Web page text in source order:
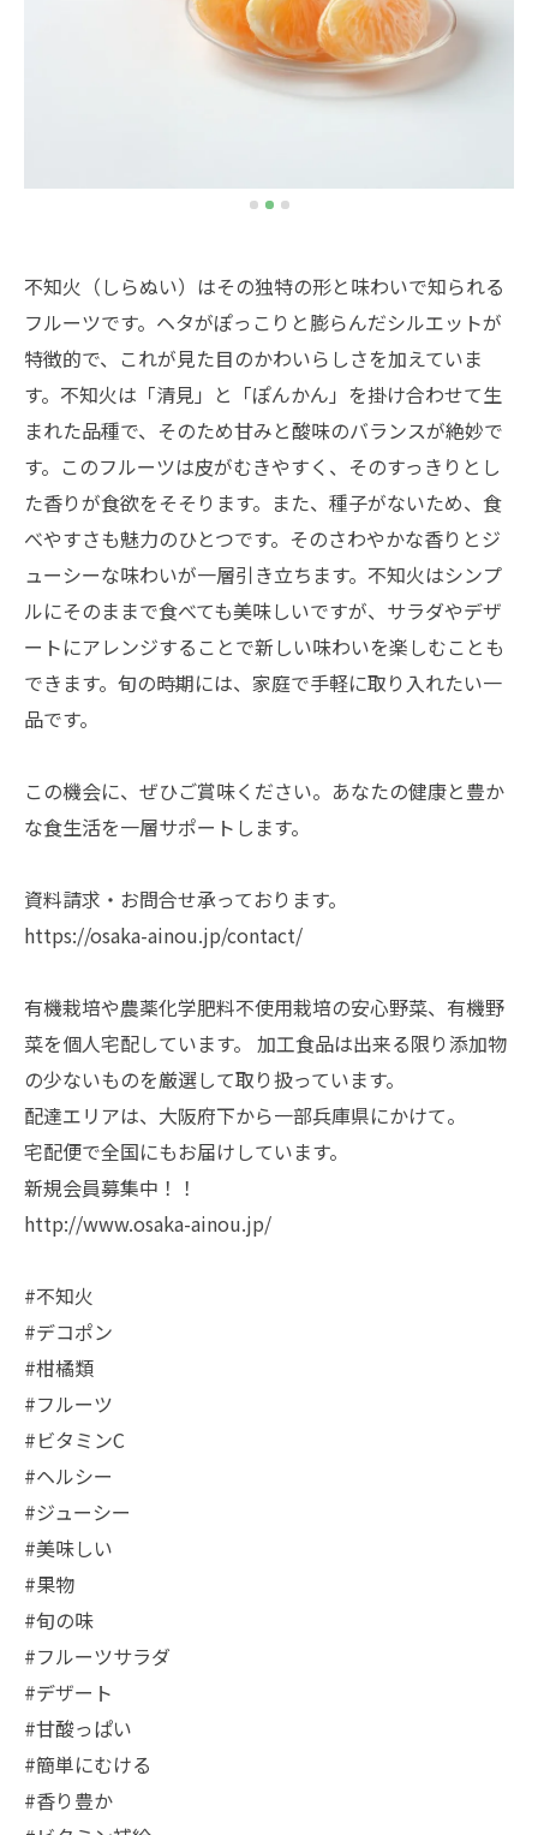
不知火（しらぬい）はその独特の形と味わいで知られる
フルーツです。ヘタがぽっこりと膨らんだシルエットが
特徴的で、これが見た目のかわいらしさを加えていま
す。不知火は「清見」と「ぽんかん」を掛け合わせて生
まれた品種で、そのため甘みと酸味のバランスが絶妙で
す。このフルーツは皮がむきやすく、そのすっきりとし
た香りが食欲をそそります。また、種子がないため、食
べやすさも魅力のひとつです。そのさわやかな香りとジ
ューシーな味わいが一層引き立ちます。不知火はシンプ
ルにそのままで食べても美味しいですが、サラダやデザ
ートにアレンジすることで新しい味わいを楽しむことも
できます。旬の時期には、家庭で手軽に取り入れたい一
品です。
この機会に、ぜひご賞味ください。あなたの健康と豊か
な食生活を一層サポートします。
資料請求・お問合せ承っております。
https://osaka-ainou.jp/contact/
有機栽培や農薬化学肥料不使用栽培の安心野菜、有機野
菜を個人宅配しています。 加工食品は出来る限り添加物
の少ないものを厳選して取り扱っています。
配達エリアは、大阪府下から一部兵庫県にかけて。
宅配便で全国にもお届けしています。
新規会員募集中！！
http://www.osaka-ainou.jp/
#不知火
#デコポン
#柑橘類
#フルーツ
#ビタミンC
#ヘルシー
#ジューシー
#美味しい
#果物
#旬の味
#フルーツサラダ
#デザート
#甘酸っぱい
#簡単にむける
#香り豊か